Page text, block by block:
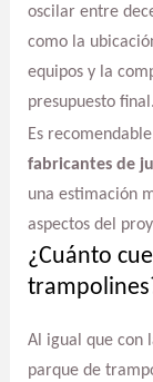
oscilar entre
como la
equipos y la
presupuesto final.
Es
fabricantes de
una estimación
aspectos del
¿Cuánto
Al igual que con
parque de